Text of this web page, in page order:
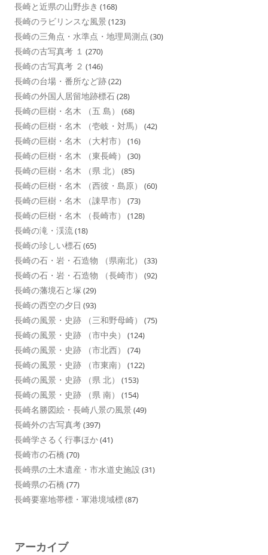
長崎と近県の山野歩き (168)
長崎のラビリンスな風景 (123)
長崎の三角点・水準点・地理局測点 (30)
長崎の古写真考 １ (270)
長崎の古写真考 ２ (146)
長崎の台場・番所など跡(22)
長崎の外国人居留地跡標石(28)
長崎の巨樹・名木 （五 島） (68)
長崎の巨樹・名木 （壱岐・対馬） (42)
長崎の巨樹・名木 （大村市） (16)
長崎の巨樹・名木 （東長崎） (30)
長崎の巨樹・名木 （県 北） (85)
長崎の巨樹・名木 （西彼・島原） (60)
長崎の巨樹・名木 （諌早市） (73)
長崎の巨樹・名木 （長崎市） (128)
長崎の滝・渓流(18)
長崎の珍しい標石(65)
長崎の石・岩・石造物 （県南北） (33)
長崎の石・岩・石造物 （長崎市） (92)
長崎の藩境石と塚 (29)
長崎の西空の夕日 (93)
長崎の風景・史跡 （三和野母崎） (75)
長崎の風景・史跡 （市中央） (124)
長崎の風景・史跡 （市北西） (74)
長崎の風景・史跡 （市東南） (122)
長崎の風景・史跡 （県 北） (153)
長崎の風景・史跡 （県 南） (154)
長崎名勝図絵・長崎八景の風景 (49)
長崎外の古写真考(397)
長崎学さるく行事ほか(41)
長崎市の石橋 (70)
長崎県の土木遺産・市水道史施設 (31)
長崎県の石橋 (77)
長崎要塞地帯標・軍港境域標(87)
アーカイブ